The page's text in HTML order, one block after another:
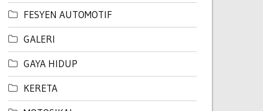
FESYEN AUTOMOTIF
GALERI
GAYA HIDUP
KERETA